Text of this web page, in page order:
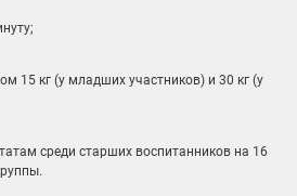
15 кг (у младших участников) и 30 кг (у
среди старших воспитанников на 16